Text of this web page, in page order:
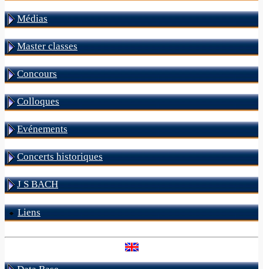
Médias
Master classes
Concours
Colloques
Evénements
Concerts historiques
J S BACH
Liens